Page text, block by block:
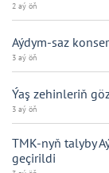
2 aý öň
Aýdym-saz
3 aý öň
Ýaş zehinleriň
3 aý öň
TMK-nyň talyby
geçirildi